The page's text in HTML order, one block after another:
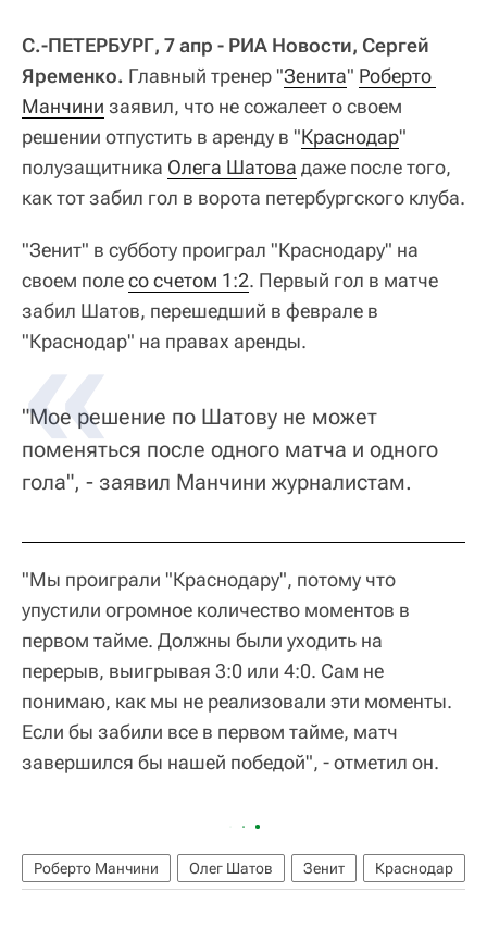
С.-ПЕТЕРБУРГ, 7 апр - РИА Новости, Сергей
Яременко. Главный тренер "Зенита" Роберто
Манчини заявил, что не сожалеет о своем
решении отпустить в аренду в "Краснодар"
полузащитника Олега Шатова даже после того,
как тот забил гол в ворота петербургского клуба.
"Зенит" в субботу проиграл "Краснодару" на
своем полесо счетом 1:2. Первый гол в матче
забил Шатов, перешедший в феврале в
"Краснодар" на правах аренды.
"Мое решение по Шатову не может
поменяться после одного матча и одного
гола", - заявил Манчини журналистам.
"Мы проиграли "Краснодару", потому что
упустили огромное количество моментов в
первом тайме. Должны были уходить на
перерыв, выигрывая 3:0 или 4:0. Сам не
понимаю, как мы не реализовали эти моменты.
Если бы забили все в первом тайме, матч
завершился бы нашей победой", - отметил он.
Роберто Манчини Олег Шатов Зенит Краснодар